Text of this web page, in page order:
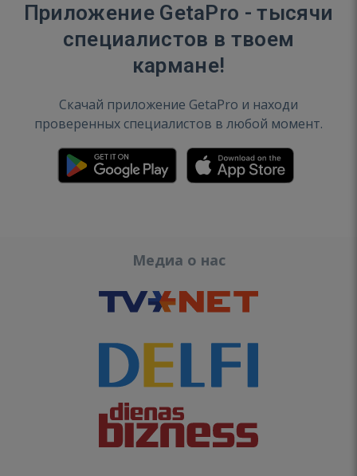
Приложение GetaPro - тысячи
специалистов в твоем
кармане!
Скачай приложение GetaPro и находи
проверенных специалистов в любой момент.
Медиа о нас